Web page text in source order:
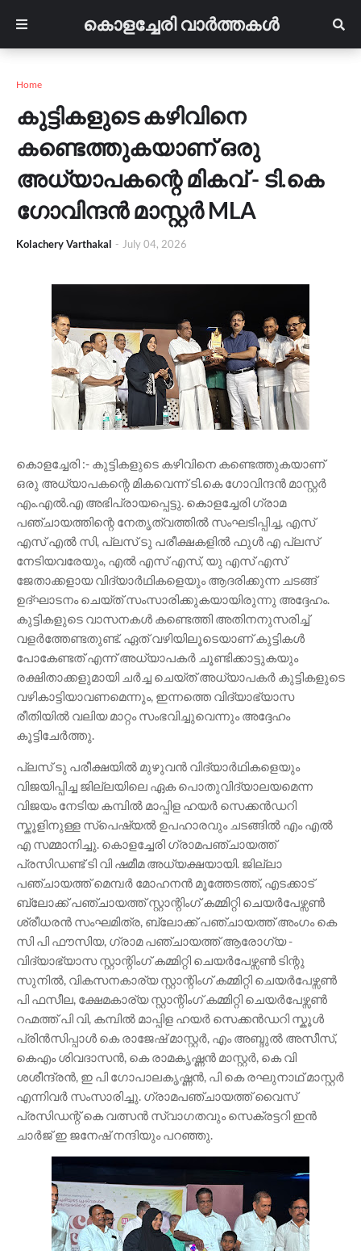
കൊളച്ചേരി വാർത്തകൾ
Home
കുട്ടികളുടെ കഴിവിനെ
കണ്ടെത്തുകയാണ് ഒരു
അധ്യാപകന്റെ മികവ് - ടി.കെ
ഗോവിന്ദന്‍ മാസ്റ്റർ MLA
Kolachery Varthakal - July 04, 2026
കൊളച്ചേരി :- കുട്ടികളുടെ കഴിവിനെ കണ്ടെത്തുകയാണ്
ഒരു അധ്യാപകന്റെ മികവെന്ന് ടി.കെ ഗോവിന്ദന്‍ മാസ്റ്റർ
എം.എല്‍.എ അഭിപ്രായപ്പെട്ടു. കൊളച്ചേരി ഗ്രാമ
പഞ്ചായത്തിന്റെ നേതൃത്വത്തിൽ സംഘടിപ്പിച്ച, എസ്
എസ് എല്‍ സി, പ്ലസ് ടു പരീക്ഷകളില്‍ ഫുള്‍ എ പ്ലസ്
നേടിയവരേയും, എൽ എസ് എസ്, യു എസ് എസ്
ജേതാക്കളായ വിദ്യാര്‍ഥികളെയും ആദരിക്കുന്ന ചടങ്ങ്
ഉദ്ഘാടനം ചെയ്ത് സംസാരിക്കുകയായിരുന്നു അദ്ദേഹം.
കുട്ടികളുടെ വാസനകള്‍ കണ്ടെത്തി അതിനനുസരിച്ച്
വളര്‍ത്തേണ്ടതുണ്ട്. ഏത് വഴിയിലൂടെയാണ് കുട്ടികള്‍
പോകേണ്ടത് എന്ന് അധ്യാപകര്‍ ചൂണ്ടിക്കാട്ടുകയും
രക്ഷിതാക്കളുമായി ചര്‍ച്ച ചെയ്ത് അധ്യാപകര്‍ കുട്ടികളുടെ
വഴികാട്ടിയാവണമെന്നും, ഇന്നത്തെ വിദ്യാഭ്യാസ
രീതിയില്‍ വലിയ മാറ്റം സംഭവിച്ചുവെന്നും അദ്ദേഹം
കൂട്ടിചേര്‍ത്തു.
പ്ലസ് ടു പരീക്ഷയിൽ മുഴുവൻ വിദ്യാർഥികളെയും
വിജയിപ്പിച്ച ജില്ലയിലെ ഏക പൊതുവിദ്യാലയമെന്ന
വിജയം നേടിയ കമ്പിൽ മാപ്പിള ഹയർ സെക്കൻഡറി
സ്കൂളിനുള്ള സ്പെഷ്യൽ ഉപഹാരവും ചടങ്ങിൽ എം എൽ
എ സമ്മാനിച്ചു. കൊളച്ചേരി ഗ്രാമപഞ്ചായത്ത്
പ്രസിഡണ്ട് ടി വി ഷമീമ അധ്യക്ഷയായി. ജില്ലാ
പഞ്ചായത്ത് മെമ്പർ മോഹനൻ മൂത്തേടത്ത്, എടക്കാട്
ബ്ലോക്ക് പഞ്ചായത്ത്‌ സ്റ്റാന്റിംഗ് കമ്മിറ്റി ചെയർപേഴ്സൺ
ശ്രീധരൻ സംഘമിത്ര, ബ്ലോക്ക് പഞ്ചായത്ത്‌ അംഗം കെ
സി പി ഫൗസിയ, ഗ്രാമ പഞ്ചായത്ത്‌ ആരോഗ്യ -
വിദ്യാഭ്യാസ സ്റ്റാന്റിംഗ് കമ്മിറ്റി ചെയർപേഴ്സൺ ടിന്റു
സുനിൽ, വികസനകാര്യ സ്റ്റാന്റിംഗ് കമ്മിറ്റി ചെയർപേഴ്സൺ
പി ഫസീല, ക്ഷേമകാര്യ സ്റ്റാന്റിംഗ് കമ്മിറ്റി ചെയർപേഴ്സൺ
റഹ്മത്ത് പി വി, കമ്പിൽ മാപ്പിള ഹയർ സെക്കൻഡറി സ്കൂൾ
പ്രിൻസിപ്പാൾ കെ രാജേഷ് മാസ്റ്റർ, എം അബ്ദുൽ അസീസ്,
കെഎം ശിവദാസൻ, കെ രാമകൃഷ്ണൻ മാസ്റ്റർ, കെ വി
ശശീന്ദ്രൻ, ഇ പി ഗോപാലകൃഷ്ണൻ, പി കെ രഘുനാഥ് മാസ്റ്റർ
എന്നിവർ സംസാരിച്ചു. ഗ്രാമപഞ്ചായത്ത് വൈസ്
പ്രസിഡന്റ് കെ വത്സൻ സ്വാഗതവും സെക്രട്ടറി ഇൻ
ചാർജ് ഇ ജനേഷ് നന്ദിയും പറഞ്ഞു.